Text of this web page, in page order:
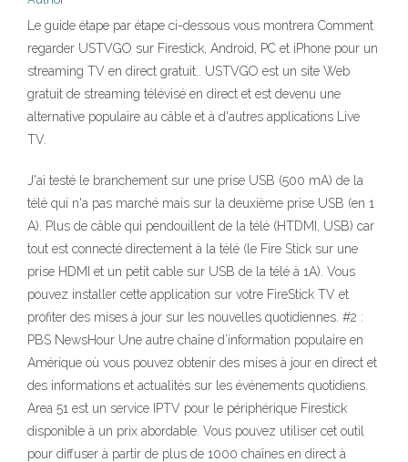
Le guide étape par étape ci-dessous vous montrera Comment
regarder USTVGO sur Firestick, Android, PC et iPhone pour un
streaming TV en direct gratuit.. USTVGO est un site Web
gratuit de streaming télévisé en direct et est devenu une
alternative populaire au câble et à d'autres applications Live
TV.
J'ai testé le branchement sur une prise USB (500 mA) de la
télé qui n'a pas marché mais sur la deuxième prise USB (en 1
A). Plus de câble qui pendouillent de la télé (HTDMI, USB) car
tout est connecté directement à la télé (le Fire Stick sur une
prise HDMI et un petit cable sur USB de la télé à 1A). Vous
pouvez installer cette application sur votre FireStick TV et
profiter des mises à jour sur les nouvelles quotidiennes. #2 :
PBS NewsHour Une autre chaîne d’information populaire en
Amérique où vous pouvez obtenir des mises à jour en direct et
des informations et actualités sur les événements quotidiens.
Area 51 est un service IPTV pour le périphérique Firestick
disponible à un prix abordable. Vous pouvez utiliser cet outil
pour diffuser à partir de plus de 1000 chaînes en direct à